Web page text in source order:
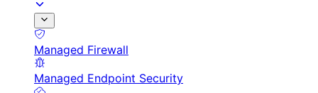
Managed Firewall
Managed Endpoint Security